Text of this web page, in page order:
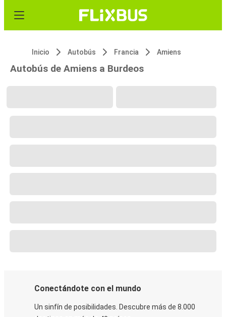
Inicio Autobús Francia Amiens
Autobús de Amiens a Burdeos
Conectándote con el mundo
Un sinfín de posibilidades. Descubre más de 8.000